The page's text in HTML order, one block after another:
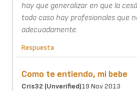
hay que generalizar en que la
todo caso hay profesionales que
adecuadamente.
Respuesta
Como te entiendo, mi bebe
Cris32 (unverified)19 Nov 2013